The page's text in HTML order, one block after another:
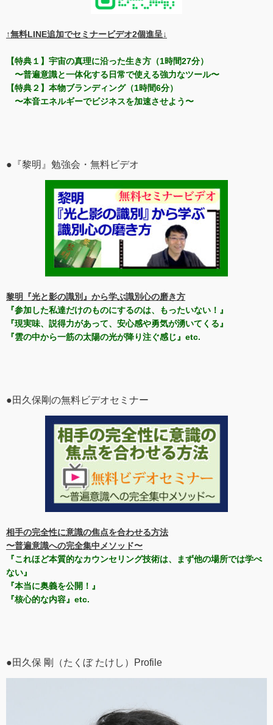
↑無料LINE追加でセミナービデオ2個進呈↓
【特典１】宇宙の真理に沿った生き方（1時間27分）
〜普遍意識と一体化する日常で使える強力なツール〜
【特典２】本物ブランディング（1時間6分）
〜本音エネルギーでビジネスを加速させよう〜
●『黎明』勉強会・無料ビデオ
黎明『光と影の識別』から学ぶ識別心の磨き方
『参加した私達だけのものにするのは、もったいない！』
『現実味、説得力があって、安心感や勇気が湧いてくる』
『雲の中から一筋の太陽の光が降り注ぐ感じ』etc.
●田久保剛の無料ビデオセミナー
相手の完全性に意識の焦点を合わせる方法
〜普遍意識への完全集中メソッド〜
『これほど本質的なカウンセリング技術は、まず他の場所では学べ
ない』
『本当に奥義を公開！』
『核心的な内容』etc.
●田久保 剛（たくぼ たけし）Profile